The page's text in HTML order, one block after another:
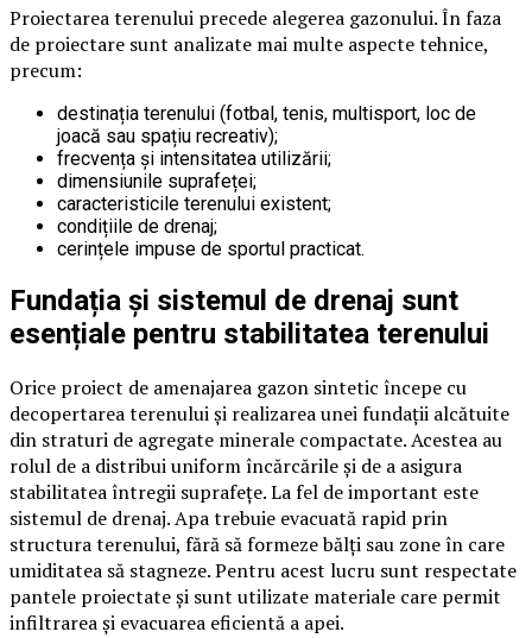
Proiectarea terenului precede alegerea gazonului. În faza
de proiectare sunt analizate mai multe aspecte tehnice,
precum:
destinația terenului (fotbal, tenis, multisport, loc de
joacă sau spațiu recreativ);
frecvența și intensitatea utilizării;
dimensiunile suprafeței;
caracteristicile terenului existent;
condițiile de drenaj;
cerințele impuse de sportul practicat.
Fundația și sistemul de drenaj sunt
esențiale pentru stabilitatea terenului
Orice proiect de amenajarea gazon sintetic începe cu
decopertarea terenului și realizarea unei fundații alcătuite
din straturi de agregate minerale compactate. Acestea au
rolul de a distribui uniform încărcările și de a asigura
stabilitatea întregii suprafețe. La fel de important este
sistemul de drenaj. Apa trebuie evacuată rapid prin
structura terenului, fără să formeze bălți sau zone în care
umiditatea să stagneze. Pentru acest lucru sunt respectate
pantele proiectate și sunt utilizate materiale care permit
infiltrarea și evacuarea eficientă a apei.